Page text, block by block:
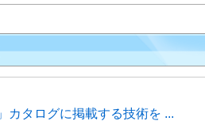
カタログに掲載する技術を ...